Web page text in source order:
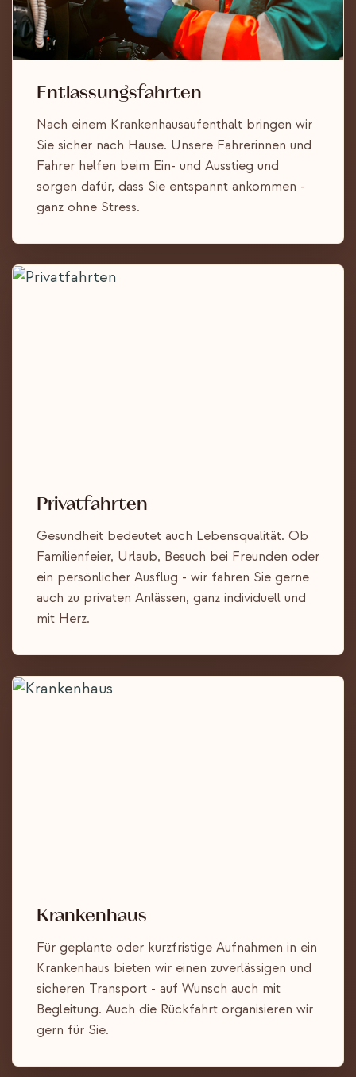
Entlassungsfahrten
Nach einem Krankenhausaufenthalt bringen wir
Sie sicher nach Hause. Unsere Fahrerinnen und
Fahrer helfen beim Ein- und Ausstieg und
sorgen dafür, dass Sie entspannt ankommen -
ganz ohne Stress.
Privatfahrten
Gesundheit bedeutet auch Lebensqualität. Ob
Familienfeier, Urlaub, Besuch bei Freunden oder
ein persönlicher Ausflug - wir fahren Sie gerne
auch zu privaten Anlässen, ganz individuell und
mit Herz.
Krankenhaus
Für geplante oder kurzfristige Aufnahmen in ein
Krankenhaus bieten wir einen zuverlässigen und
sicheren Transport - auf Wunsch auch mit
Begleitung. Auch die Rückfahrt organisieren wir
gern für Sie.